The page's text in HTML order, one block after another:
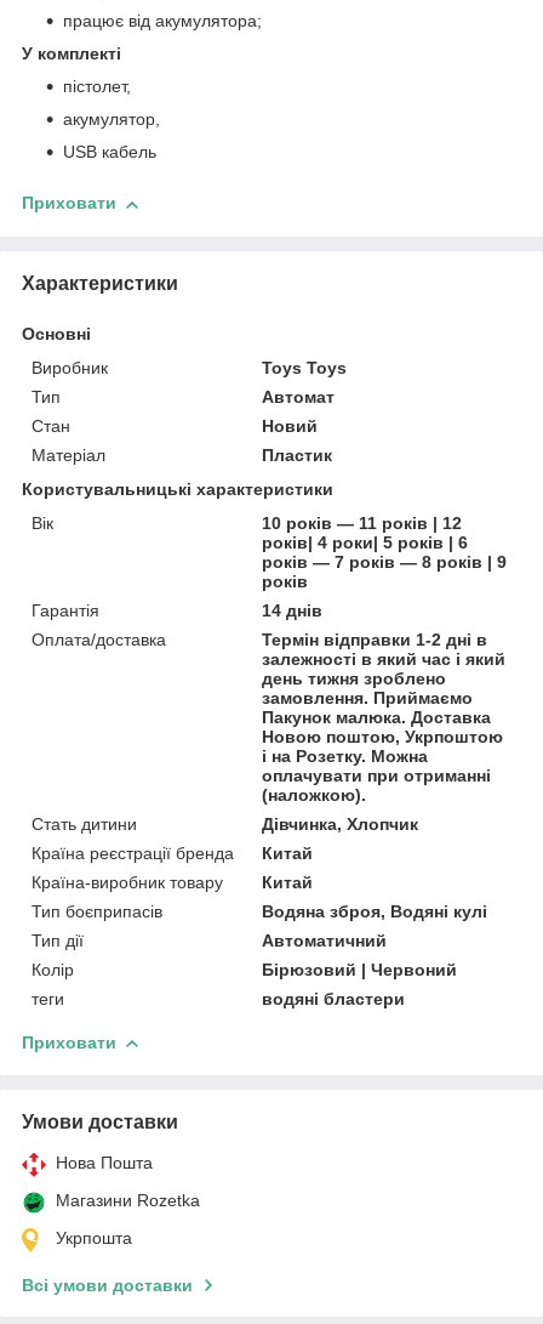
працює від акумулятора;
У комплекті
пістолет,
акумулятор,
USB кабель
Приховати
Характеристики
Основні
Виробник
Toys Toys
Тип
Автомат
Стан
Новий
Матеріал
Пластик
Користувальницькі характеристики
Вік
10 років — 11 років | 12
років| 4 роки| 5 років | 6
років — 7 років — 8 років | 9
років
Гарантія
14 днів
Оплата/доставка
Термін відправки 1-2 дні в
залежності в який час і який
день тижня зроблено
замовлення. Приймаємо
Пакунок малюка. Доставка
Новою поштою, Укрпоштою
і на Розетку. Можна
оплачувати при отриманні
(наложкою).
Стать дитини
Дівчинка, Хлопчик
Країна реєстрації бренда
Китай
Країна-виробник товару
Китай
Тип боєприпасів
Водяна зброя, Водяні кулі
Тип дії
Автоматичний
Колір
Бірюзовий | Червоний
теги
водяні бластери
Приховати
Умови доставки
Нова Пошта
Магазини Rozetka
Укрпошта
Всі умови доставки